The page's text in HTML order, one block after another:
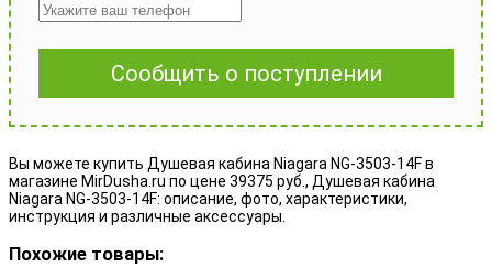
Сообщить о поступлении
Вы можете купить Душевая кабина Niagara NG-3503-14F в
магазине MirDusha.ru по цене 39375 руб., Душевая кабина
Niagara NG-3503-14F: описание, фото, характеристики,
инструкция и различные аксессуары.
Похожие товары: